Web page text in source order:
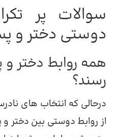
سوالات پر
دوستی دختر و
همه روابط
رسند؟
درحالی که انتخاب های
از روابط دوستی بین دختر